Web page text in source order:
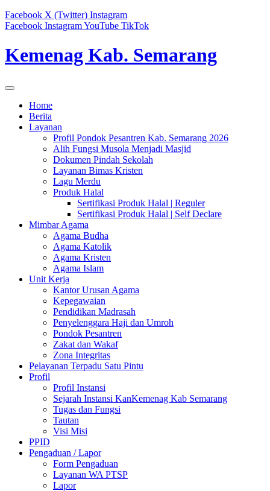
Facebook X (Twitter) Instagram
Facebook InstagramYouTube TikTok
Kemenag Kab. Semarang
Home
Berita
Layanan
Profil Pondok Pesantren Kab. Semarang 2026
Alih Fungsi Musola Menjadi Masjid
Dokumen Pindah Sekolah
Layanan Bimas Kristen
Lagu Merdu
Produk Halal
Sertifikasi Produk Halal | Reguler
Sertifikasi Produk Halal | Self Declare
Mimbar Agama
Agama Budha
Agama Katolik
Agama Kristen
Agama Islam
Unit Kerja
Kantor Urusan Agama
Kepegawaian
Pendidikan Madrasah
Penyelenggara Haji dan Umroh
Pondok Pesantren
Zakat dan Wakaf
Zona Integritas
Pelayanan Terpadu Satu Pintu
Profil
Profil Instansi
Sejarah Instansi KanKemenag Kab Semarang
Tugas dan Fungsi
Tautan
Visi Misi
PPID
Pengaduan / Lapor
Form Pengaduan
Layanan WA PTSP
Lapor